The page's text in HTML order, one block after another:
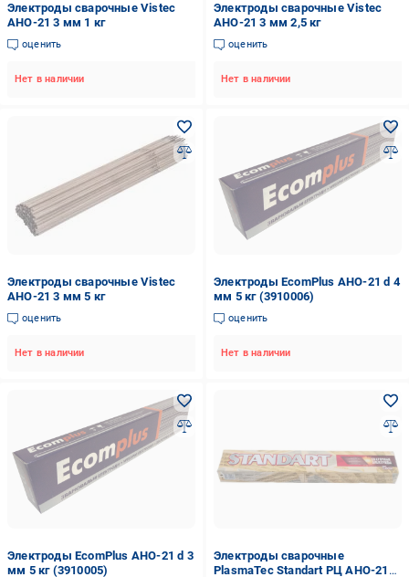
Электроды сварочные Vistec
АНО-21 3 мм 1 кг
оценить
Нет в наличии
Электроды сварочные Vistec
АНО-21 3 мм 2,5 кг
оценить
Нет в наличии
Электроды сварочные Vistec
АНО-21 3 мм 5 кг
оценить
Нет в наличии
Электроды EcomPlus АНО-21 d 4
мм 5 кг (3910006)
оценить
Нет в наличии
Электроды EcomPlus АНО-21 d 3
мм 5 кг (3910005)
Электроды сварочные
PlasmaTec Standart РЦ АНО-21